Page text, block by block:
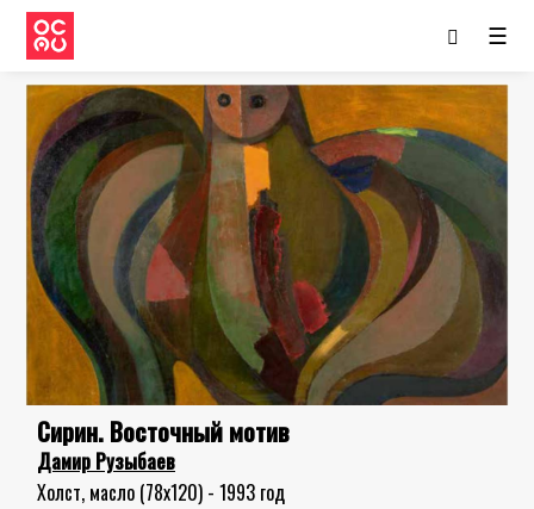
☰
Сирин. Восточный мотив
Дамир Рузыбаев
Холст, масло (78x120) - 1993 год